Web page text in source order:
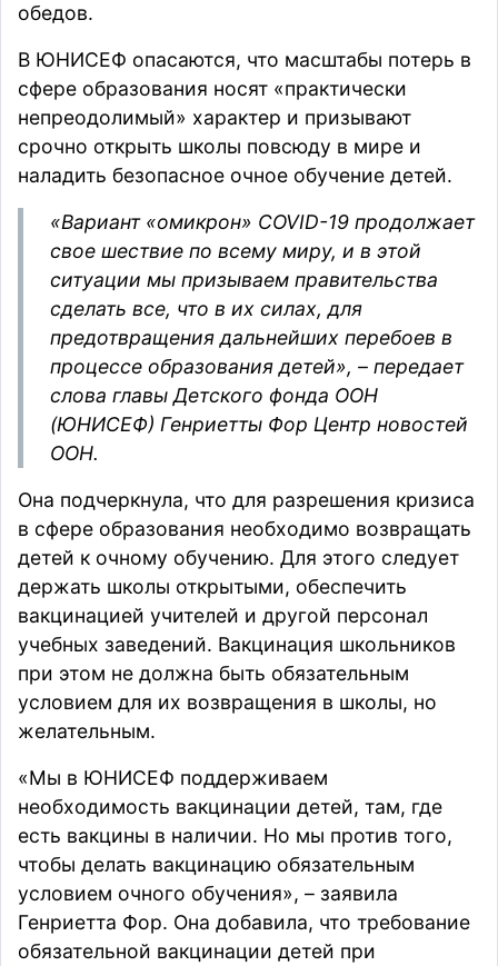
обедов.
В ЮНИСЕФ опасаются, что масштабы потерь в
сфере образования носят «практически
непреодолимый» характер и призывают
срочно открыть школы повсюду в мире и
наладить безопасное очное обучение детей.
«Вариант «омикрон» COVID-19 продолжает
свое шествие по всему миру, и в этой
ситуации мы призываем правительства
сделать все, что в их силах, для
предотвращения дальнейших перебоев в
процессе образования детей», – передает
слова главы Детского фонда ООН
(ЮНИСЕФ) Генриетты Фор Центр новостей
ООН.
Она подчеркнула, что для разрешения кризиса
в сфере образования необходимо возвращать
детей к очному обучению. Для этого следует
держать школы открытыми, обеспечить
вакцинацией учителей и другой персонал
учебных заведений. Вакцинация школьников
при этом не должна быть обязательным
условием для их возвращения в школы, но
желательным.
«Мы в ЮНИСЕФ поддерживаем
необходимость вакцинации детей, там, где
есть вакцины в наличии. Но мы против того,
чтобы делать вакцинацию обязательным
условием очного обучения», – заявила
Генриетта Фор. Она добавила, что требование
обязательной вакцинации детей при